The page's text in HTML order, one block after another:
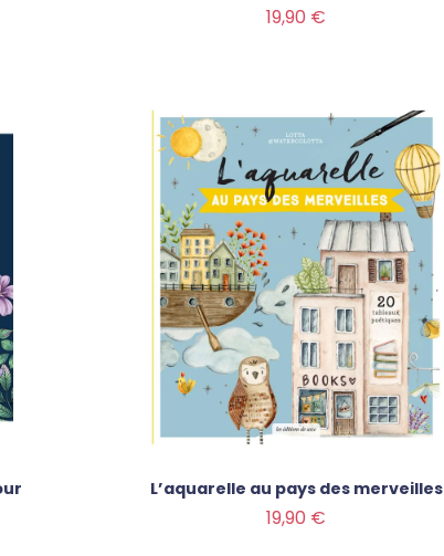
19,90 €
L’aquarelle au pays des merveilles
19,90 €